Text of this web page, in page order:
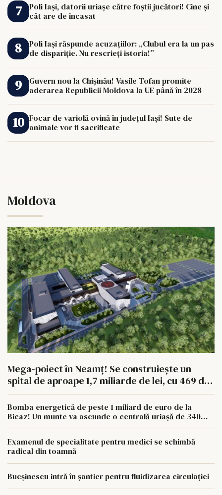
Poli Iași, datorii uriașe către foștii jucători! Cine și
cât are de încasat
Poli Iași răspunde acuzațiilor: „Clubul era la un pas
de dispariție. Nu rescrieți istoria!”
Guvern nou la Chișinău! Vasile Tofan promite
aderarea Republicii Moldova la UE până în 2028
Focar de variolă ovină în județul Iași! Sute de
animale vor fi sacrificate
Moldova
Mega-poiect în Neamț! Se construiește un
spital de aproape 1,7 miliarde de lei, cu 469 de
paturi
Bomba energetică de peste 1 miliard de euro de la
Bicaz! Un munte va ascunde o centrală uriașă de 340
Examenul de specialitate pentru medici se schimbă
radical din toamnă
Bucșinescu intră în șantier pentru fluidizarea circulației